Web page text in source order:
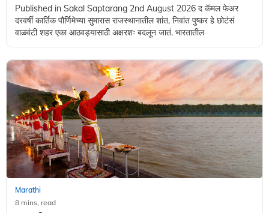
Published in Sakal Saptarang 2nd August 2026 द कॅमल फेअर
दरवर्षी कार्तिक पौर्णिमेच्या सुमारास राजस्थानातील शांत, निवांत पुष्कर हे छोटंसं
वाळवंटी शहर एका आठवड्यासाठी अक्षरशः बदलून जातं. भारतातील
Marathi
8 mins, read